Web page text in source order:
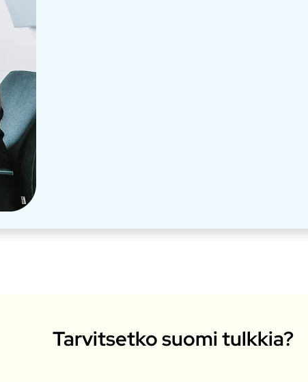
Tarvitsetko suomi tulkkia?